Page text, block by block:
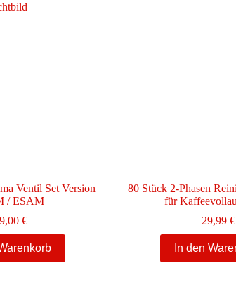
Ventil Set Version
/ ESAM
€
80 Stück 2-Phasen
für
29,99 €
In den